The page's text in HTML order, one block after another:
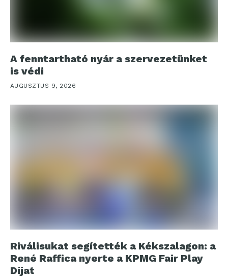
A fenntartható nyár a szervezetünket
is védi
AUGUSZTUS 9, 2026
Riválisukat segítették a Kékszalagon: a
René Raffica nyerte a KPMG Fair Play
Díjat